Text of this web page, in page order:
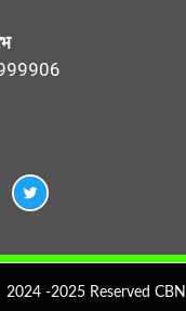
2024 -2025 Reserved CBN